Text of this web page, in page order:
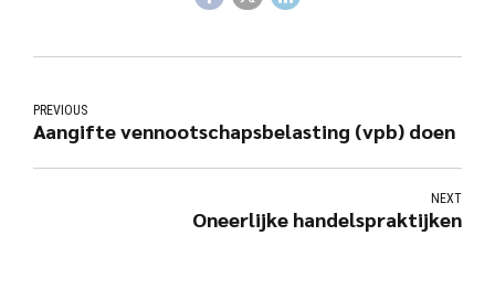
PREVIOUS
Aangifte vennootschapsbelasting (vpb) doen
NEXT
Oneerlijke handelspraktijken